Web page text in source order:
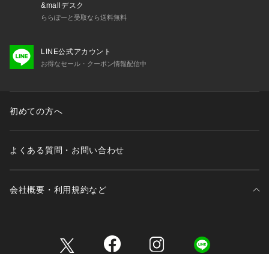
&mallデスク
ららぽーと受取なら送料無料
LINE公式アカウント
お得なセール・クーポン情報配信中
初めての方へ
よくある質問・お問い合わせ
会社概要・利用規約など